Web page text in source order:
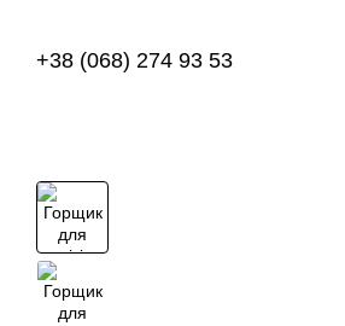
+38 (068) 274 93 53